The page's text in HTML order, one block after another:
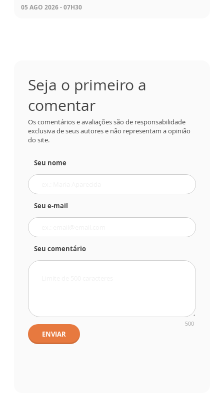
05 AGO 2026 - 07H30
Seja o primeiro a
comentar
Os comentários e avaliações são de responsabilidade
exclusiva de seus autores e não representam a opinião
do site.
Seu nome
Seu e-mail
Seu comentário
500
ENVIAR